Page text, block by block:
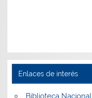
Enlaces de interés
Biblioteca Nacional